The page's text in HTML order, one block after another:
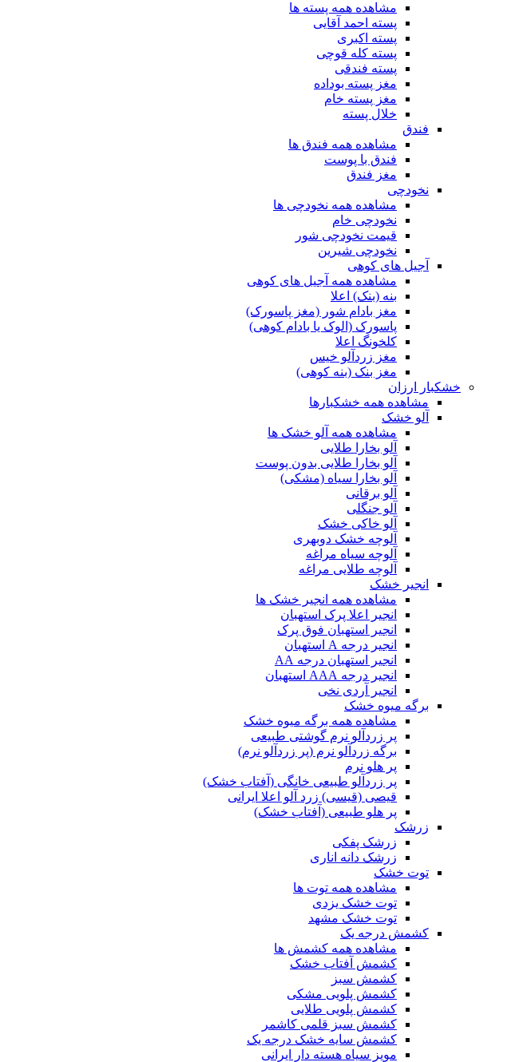
مشاهده همه پسته ها
پسته احمد آقایی
پسته اکبری
پسته کله قوچی
پسته فندقی
مغز پسته بوداده
مغز پسته خام
خلال پسته
فندق
مشاهده همه فندق ها
فندق با پوست
مغز فندق
نخودچی
مشاهده همه نخودچی ها
نخودچی خام
قیمت نخودچی شور
نخودچی شیرین
آجیل های کوهی
مشاهده همه آجیل های کوهی
بنه (بنک) اعلا
مغز بادام شور (مغز پاسورک)
پاسورک (الوک یا بادام کوهی)
کلخونگ اعلا
مغز زردآلو خیس
مغز بنک (بنه کوهی)
خشکبار ارزان
مشاهده همه خشکبارها
آلو خشک
مشاهده همه آلو خشک ها
آلو بخارا طلایی
آلو بخارا طلایی بدون پوست
آلو بخارا سیاه (مشکی)
آلو برقانی
آلو جنگلی
آلو خاکی خشک
آلوچه خشک دوبهری
آلوچه سیاه مراغه
آلوچه طلایی مراغه
انجیر خشک
مشاهده همه انجیر خشک ها
انجیر اعلا پرک استهبان
انجیر استهبان فوق پرک
انجیر درجه A استهبان
انجیر استهبان درجه AA
انجیر درجه AAA استهبان
انجیر آردی نخی
برگه میوه خشک
مشاهده همه برگه میوه خشک
پر زردآلو نرم گوشتی طبیعی
برگه زردآلو نرم (پر زردآلو نرم)
پر هلو نرم
پر زردآلو طبیعی خانگی (آفتاب خشک)
قیصی (قیسی) زرد آلو اعلا ایرانی
پر هلو طبیعی (آفتاب خشک)
زرشک
زرشک پفکی
زرشک دانه اناری
توت خشک
مشاهده همه توت ها
توت خشک یزدی
توت خشک مشهد
کشمش درجه یک
مشاهده همه کشمش ها
کشمش آفتاب خشک
کشمش سبز
کشمش پلویی مشکی
کشمش پلویی طلایی
کشمش سبز قلمی کاشمر
کشمش سایه خشک درجه یک
مویز سیاه هسته دار ایرانی